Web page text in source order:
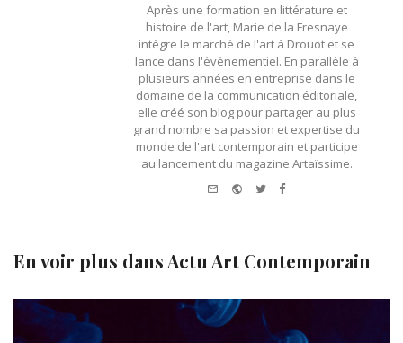
Après une formation en littérature et
histoire de l'art, Marie de la Fresnaye
intègre le marché de l'art à Drouot et se
lance dans l'événementiel. En parallèle à
plusieurs années en entreprise dans le
domaine de la communication éditoriale,
elle créé son blog pour partager au plus
grand nombre sa passion et expertise du
monde de l'art contemporain et participe
au lancement du magazine Artaïssime.
Website
TwitterFacebook
En voir plus dansActu Art Contemporain